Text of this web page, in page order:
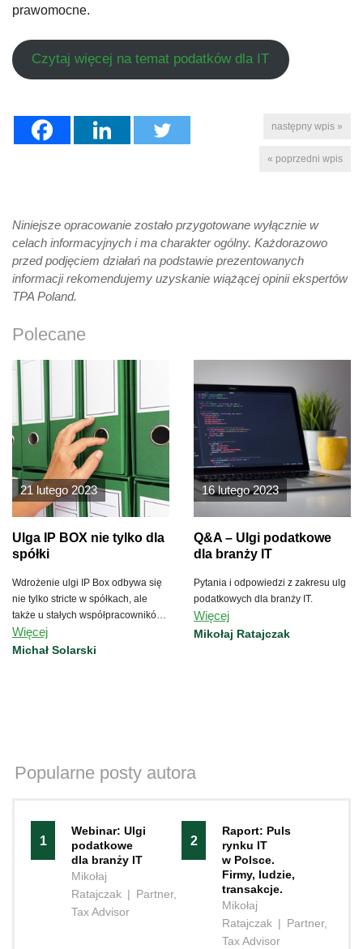
prawomocne.
Czytaj więcej na temat podatków dla IT
następny wpis »
« poprzedni wpis
Niniejsze opracowanie zostało przygotowane wyłącznie w
celach informacyjnych i ma charakter ogólny. Każdorazowo
przed podjęciem działań na podstawie prezentowanych
informacji rekomendujemy uzyskanie wiążącej opinii ekspertów
TPA Poland.
Polecane
21 lutego 2023
Ulga IP BOX nie tylko dla
spółki
Wdrożenie ulgi IP Box odbywa się
nie tylko stricte w spółkach, ale
także u stałych współpracowników
tych spółek prowadzących
jednoosobowe działalności
Więcej
Michał Solarski
16 lutego 2023
Q&A – Ulgi podatkowe
dla branży IT
Pytania i odpowiedzi z zakresu ulg
podatkowych dla branży IT.
Więcej
Mikołaj Ratajczak
Popularne posty autora
1
Webinar: Ulgi
podatkowe
dla branży IT
Mikołaj
Ratajczak | Partner,
Tax Advisor
2
Raport: Puls
rynku IT
w Polsce.
Firmy, ludzie,
transakcje.
Mikołaj
Ratajczak | Partner,
Tax Advisor